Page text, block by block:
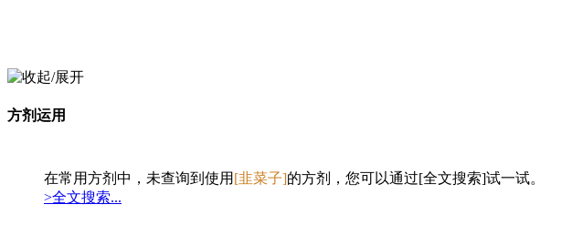
方剂运用
在常用方剂中，未查询到使用 [韭菜子]的方剂，您可以通过[全文搜索]试一试。
>全文搜索...